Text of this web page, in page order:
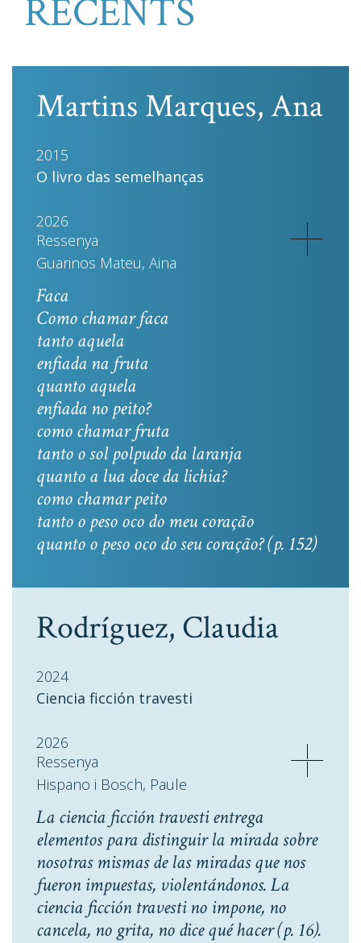
RECENTS
Martins Marques, Ana
2015
O livro das semelhanças
2026
Ressenya
Guarinos Mateu, Aina
Faca
Como chamar faca
tanto aquela
enfiada na fruta
quanto aquela
enfiada no peito?
como chamar fruta
tanto o sol polpudo da laranja
quanto a lua doce da lichia?
como chamar peito
tanto o peso oco do meu coração
quanto o peso oco do seu coração? (p. 152)
Rodríguez, Claudia
2024
Ciencia ficción travesti
2026
Ressenya
Hispano i Bosch, Paule
La ciencia ficción travesti entrega
elementos para distinguir la mirada sobre
nosotras mismas de las miradas que nos
fueron impuestas, violentándonos. La
ciencia ficción travesti no impone, no
cancela, no grita, no dice qué hacer(p. 16).